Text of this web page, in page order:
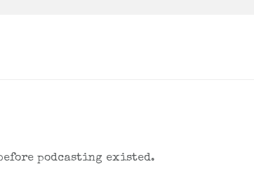
podcasting existed.